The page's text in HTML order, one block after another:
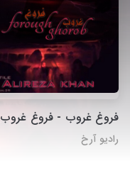
فروغ غروب - فروغ غروب
رادیو آرخ